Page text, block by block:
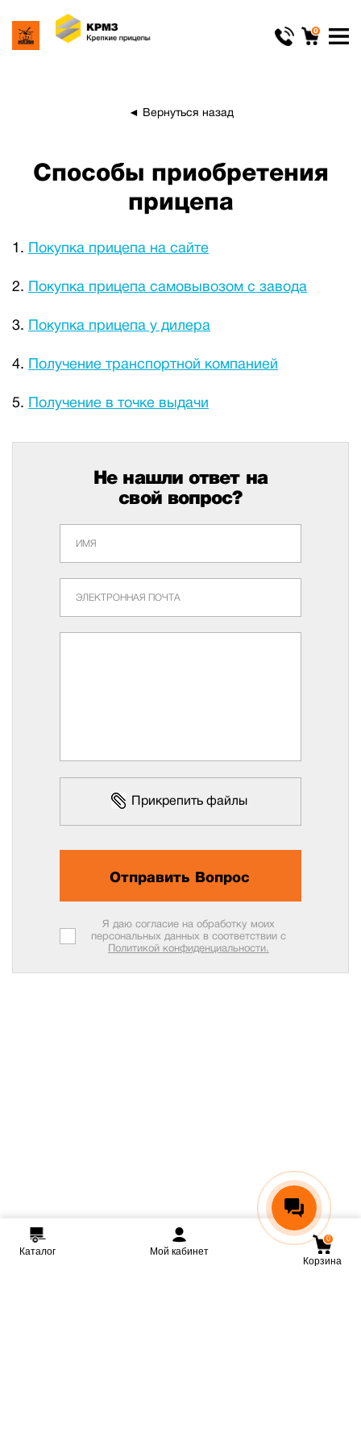
0
◄ Вернуться назад
Способы приобретения
прицепа
Покупка прицепа на сайте
Покупка прицепа самовывозом с завода
Покупка прицепа у дилера
Получение транспортной компанией
Получение в точке выдачи
Не нашли ответ на
свой вопрос?
Прикрепить файлы
Отправить Вопрос
Я даю согласие на обработку моих
персональных данных в соответствии с
Политикой конфиденциальности.
Каталог Мой кабинет
0
Корзина